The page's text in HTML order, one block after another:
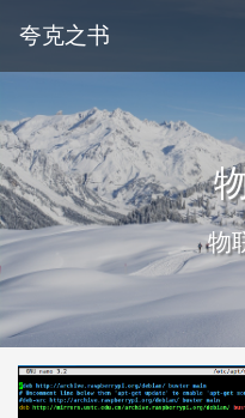
夸克之书
物